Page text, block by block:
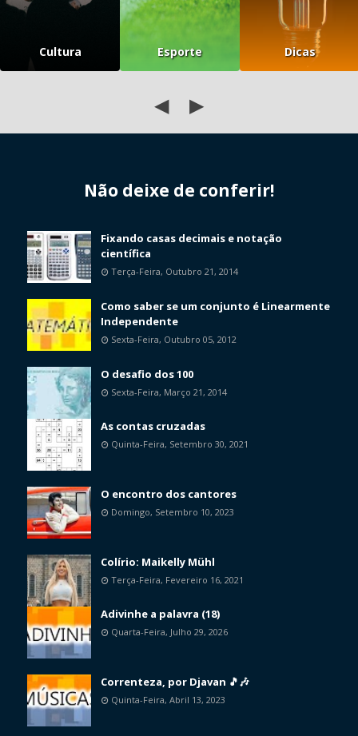
Cultura Esporte Dicas
◀ ▶
Não deixe de conferir!
Fixando casas decimais e notação
científica
Terça-Feira, Outubro 21, 2014
Como saber se um conjunto é Linearmente
Independente
Sexta-Feira, Outubro 05, 2012
O desafio dos 100
Sexta-Feira, Março 21, 2014
As contas cruzadas
Quinta-Feira, Setembro 30, 2021
O encontro dos cantores
Domingo, Setembro 10, 2023
Colírio: Maikelly Mühl
Terça-Feira, Fevereiro 16, 2021
Adivinhe a palavra (18)
Quarta-Feira, Julho 29, 2026
Correnteza, por Djavan 🎵🎶
Quinta-Feira, Abril 13, 2023